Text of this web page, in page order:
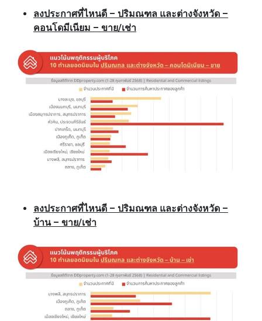
ลงประกาศที่ไหนดี – ปริมณฑล และต่างจังหวัด –
คอนโดมีเนียม – ขาย/เช่า
ลงประกาศที่ไหนดี – ปริมณฑล และต่างจังหวัด –
บ้าน – ขาย/เช่า